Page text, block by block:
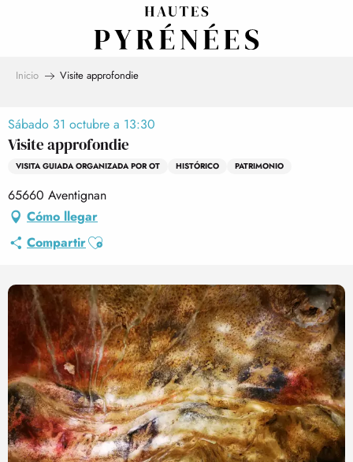
Inicio Visite approfondie
Sábado 31 octubre a 13:30
Visite approfondie
VISITA GUIADA ORGANIZADA POR OT HISTÓRICO PATRIMONIO
65660 Aventignan
Cómo llegar
CompartirAjouter aux favoris